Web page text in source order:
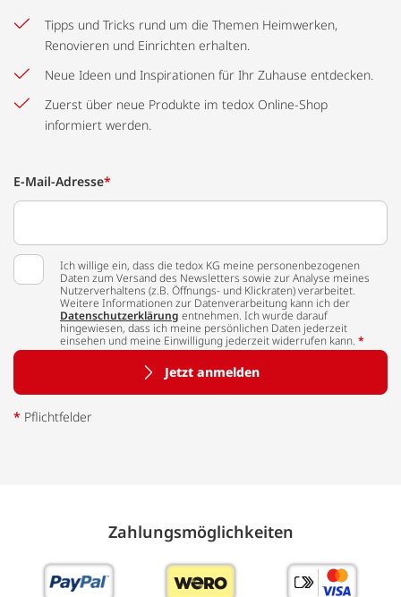
Tipps und Tricks rund um die Themen Heimwerken,
Renovieren und Einrichten erhalten.
Neue Ideen und Inspirationen für Ihr Zuhause entdecken.
Zuerst über neue Produkte im tedox Online-Shop
informiert werden.
E-Mail-Adresse*
Ich willige ein, dass die tedox KG meine personenbezogenen
Daten zum Versand des Newsletters sowie zur Analyse meines
Nutzerverhaltens (z.B. Öffnungs- und Klickraten) verarbeitet.
Weitere Informationen zur Datenverarbeitung kann ich der
Datenschutzerklärung entnehmen. Ich wurde darauf
hingewiesen, dass ich meine persönlichen Daten jederzeit
einsehen und meine Einwilligung jederzeit widerrufen kann. *
Jetzt anmelden
* Pflichtfelder
Zahlungs­möglich­keiten